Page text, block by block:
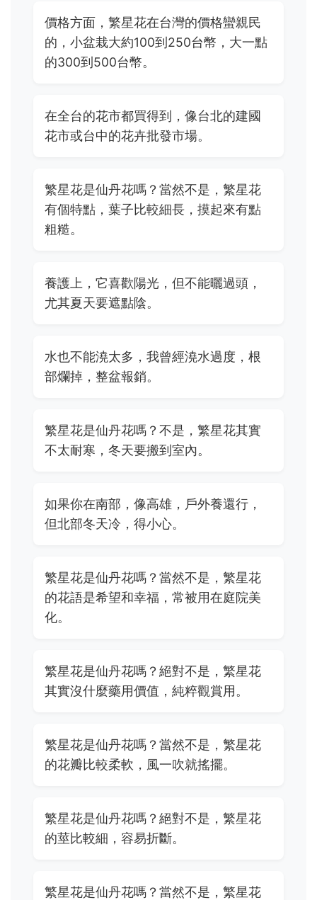
價格方面，繁星花在台灣的價格蠻親民
的，小盆栽大約100到250台幣，大一點
的300到500台幣。
在全台的花市都買得到，像台北的建國
花市或台中的花卉批發市場。
繁星花是仙丹花嗎？當然不是，繁星花
有個特點，葉子比較細長，摸起來有點
粗糙。
養護上，它喜歡陽光，但不能曬過頭，
尤其夏天要遮點陰。
水也不能澆太多，我曾經澆水過度，根
部爛掉，整盆報銷。
繁星花是仙丹花嗎？不是，繁星花其實
不太耐寒，冬天要搬到室內。
如果你在南部，像高雄，戶外養還行，
但北部冬天冷，得小心。
繁星花是仙丹花嗎？當然不是，繁星花
的花語是希望和幸福，常被用在庭院美
化。
繁星花是仙丹花嗎？絕對不是，繁星花
其實沒什麼藥用價值，純粹觀賞用。
繁星花是仙丹花嗎？當然不是，繁星花
的花瓣比較柔軟，風一吹就搖擺。
繁星花是仙丹花嗎？絕對不是，繁星花
的莖比較細，容易折斷。
繁星花是仙丹花嗎？當然不是，繁星花